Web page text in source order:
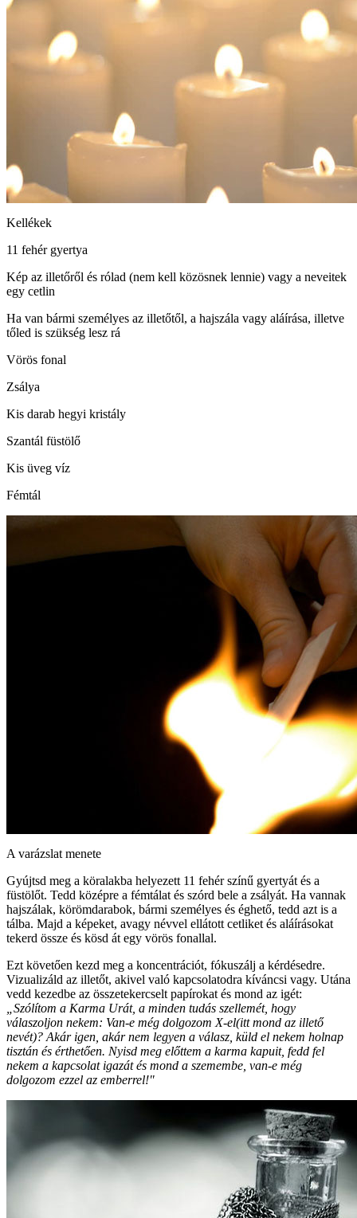
Kellékek
11 fehér gyertya
Kép az illetőről és rólad (nem kell közösnek lennie) vagy a neveitek
egy cetlin
Ha van bármi személyes az illetőtől, a hajszála vagy aláírása, illetve
tőled is szükség lesz rá
Vörös fonal
Zsálya
Kis darab hegyi kristály
Szantál füstölő
Kis üveg víz
Fémtál
A varázslat menete
Gyújtsd meg a köralakba helyezett 11 fehér színű gyertyát és a
füstölőt. Tedd középre a fémtálat és szórd bele a zsályát. Ha vannak
hajszálak, körömdarabok, bármi személyes és éghető, tedd azt is a
tálba. Majd a képeket, avagy névvel ellátott cetliket és aláírásokat
tekerd össze és kösd át egy vörös fonallal.
Ezt követően kezd meg a koncentrációt, fókuszálj a kérdésedre.
Vizualizáld az illetőt, akivel való kapcsolatodra kíváncsi vagy. Utána
vedd kezedbe az összetekercselt papírokat és mond az igét:
„Szólítom a Karma Urát, a minden tudás szellemét, hogy
válaszoljon nekem: Van-e még dolgozom X-el(itt mond az illető
nevét)? Akár igen, akár nem legyen a válasz, küld el nekem holnap
tisztán és érthetően. Nyisd meg előttem a karma kapuit, fedd fel
nekem a kapcsolat igazát és mond a szemembe, van-e még
dolgozom ezzel az emberrel!"